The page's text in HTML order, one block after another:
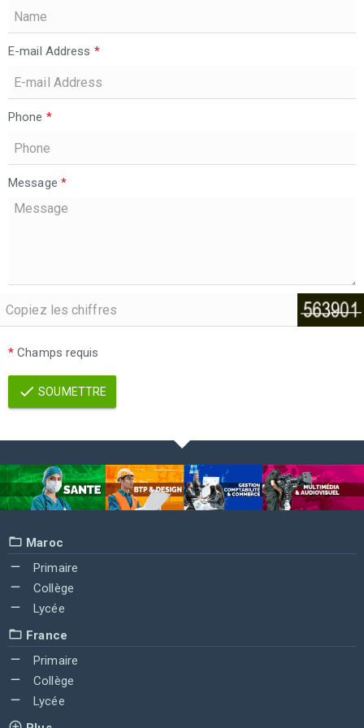
E-mail Address *
Phone *
Message *
* Champs requis
SOUMETTRE
Maroc
Primaire
Collège
Lycée
France
Primaire
Collège
Lycée